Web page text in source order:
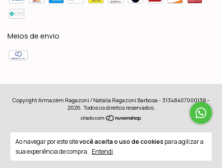
Ao navegar por este sitevocê aceita o uso de cookies para agilizar a
sua experiência de compra. Entendi
Meios de envio
Copyright Armazém Ragazoni / Natalia Ragazoni Barbosa - 31348407000138 -
2026. Todos os direitos reservados.